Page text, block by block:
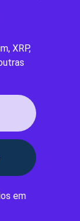
XRP,
em